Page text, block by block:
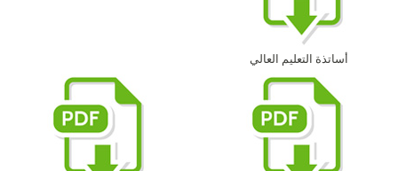
أساتذة التعليم العالي